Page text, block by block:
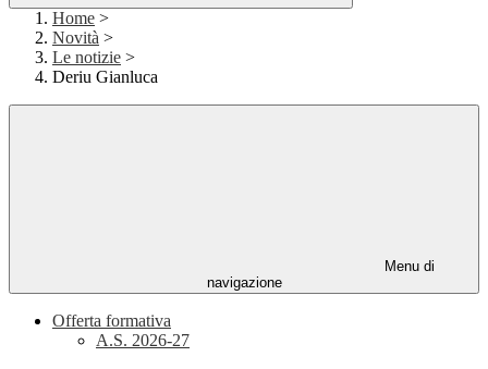
Home >
Novità >
Le notizie >
Deriu Gianluca
Menu di
navigazione
Offerta formativa
A.S. 2026-27